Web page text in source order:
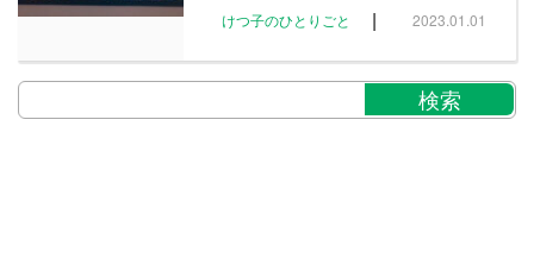
けつ子のひとりごと | 2023.01.01